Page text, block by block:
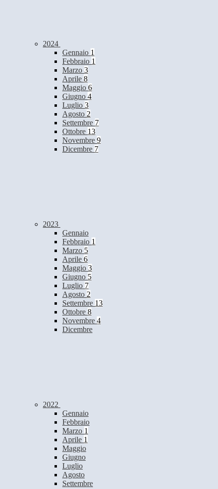
2024
Gennaio 1
Febbraio 1
Marzo 3
Aprile 8
Maggio 6
Giugno 4
Luglio 3
Agosto 2
Settembre 7
Ottobre 13
Novembre 9
Dicembre 7
2023
Gennaio
Febbraio 1
Marzo 5
Aprile 6
Maggio 3
Giugno 5
Luglio 7
Agosto 2
Settembre 13
Ottobre 8
Novembre 4
Dicembre
2022
Gennaio
Febbraio
Marzo 1
Aprile 1
Maggio
Giugno
Luglio
Agosto
Settembre